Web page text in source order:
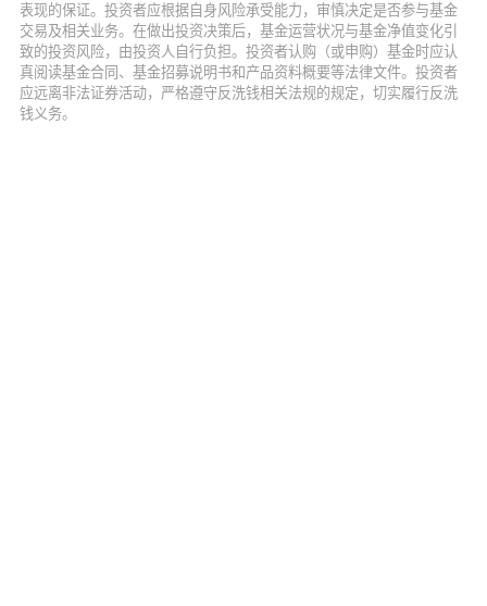
表现的保证。投资者应根据自身风险承受能力，审慎决定是否参与基金
交易及相关业务。在做出投资决策后，基金运营状况与基金净值变化引
致的投资风险，由投资人自行负担。投资者认购（或申购）基金时应认
真阅读基金合同、基金招募说明书和产品资料概要等法律文件。投资者
应远离非法证券活动，严格遵守反洗钱相关法规的规定，切实履行反洗
钱义务。